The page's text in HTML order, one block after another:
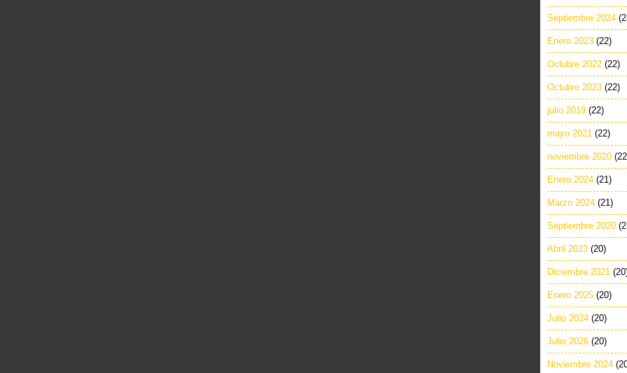
Septiembre 2024
Enero 2023 (22)
Octubre 2022 (22)
Octubre 2023 (22)
julio 2019 (22)
mayo 2021 (22)
noviembre 2020
Enero 2024 (21)
Marzo 2024 (21)
Septiembre 2020
Abril 2023 (20)
Diciembre 2021
Enero 2025 (20)
Julio 2024 (20)
Julio 2026 (20)
Noviembre 2024